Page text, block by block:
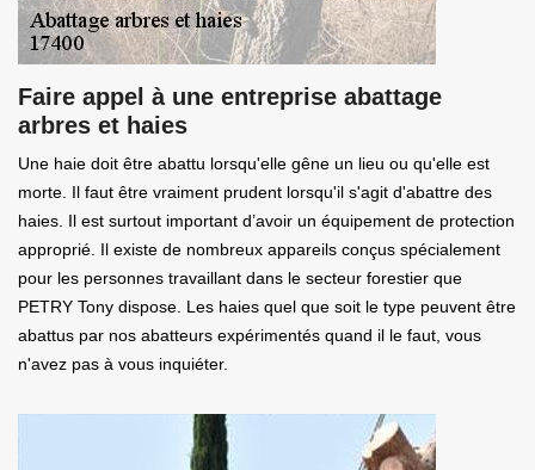
Faire appel à une entreprise abattage
arbres et haies
Une haie doit être abattu lorsqu'elle gêne un lieu ou qu'elle est
morte. Il faut être vraiment prudent lorsqu'il s'agit d'abattre des
haies. Il est surtout important d’avoir un équipement de protection
approprié. Il existe de nombreux appareils conçus spécialement
pour les personnes travaillant dans le secteur forestier que
PETRY Tony dispose. Les haies quel que soit le type peuvent être
abattus par nos abatteurs expérimentés quand il le faut, vous
n'avez pas à vous inquiéter.